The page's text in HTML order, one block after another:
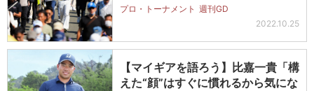
プロ・トーナメント 週刊GD
2022.10.25
【マイギアを語ろう】比嘉一貴「構
えた“顔”はすぐに慣れるから気にな